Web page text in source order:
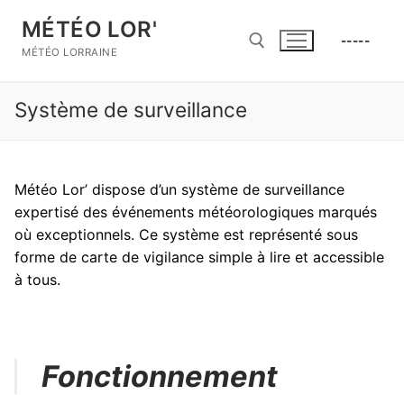
contenu
MÉTÉO LOR'
MÉTÉO LORRAINE
-----
Système de surveillance
Météo Lor’ dispose d’un système de surveillance
expertisé des événements météorologiques marqués
où exceptionnels. Ce système est représenté sous
forme de carte de vigilance simple à lire et accessible
à tous.
Fonctionnement